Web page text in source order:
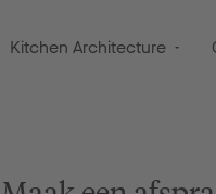
Kitchen Architecture